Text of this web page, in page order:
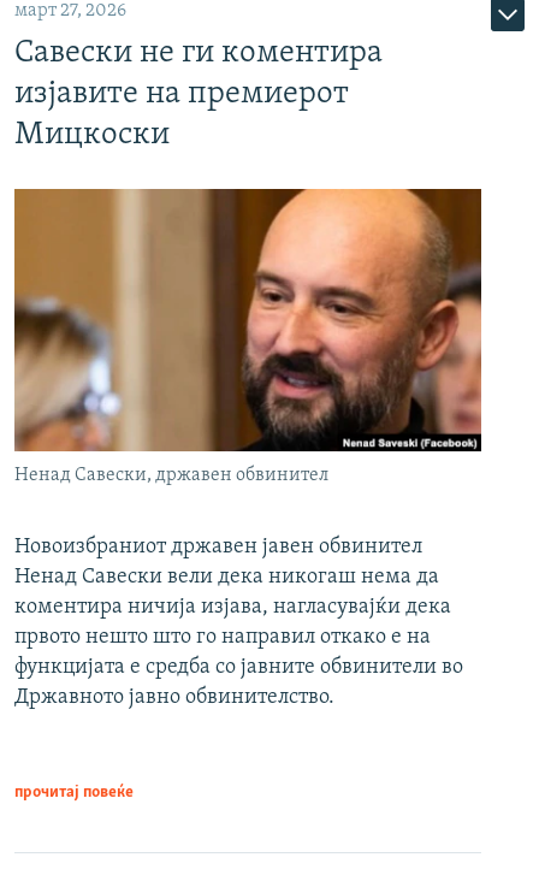
март 27, 2026
Савески не ги коментира
изјавите на премиерот
Мицкоски
Ненад Савески, државен обвинител
Новоизбраниот државен јавен обвинител
Ненад Савески вели дека никогаш нема да
коментира ничија изјава, нагласувајќи дека
првото нешто што го направил откако е на
функцијата е средба со јавните обвинители во
Државното јавно обвинителство.
прочитај повеќе